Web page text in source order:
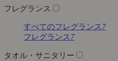
フレグランス
すべてのフレグランス 7
フレグランス 7
タオル・サニタリー